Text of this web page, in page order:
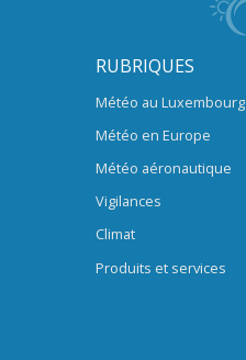
RUBRIQUES
Météo au Luxembourg
Météo en Europe
Météo aéronautique
Vigilances
Climat
Produits et services